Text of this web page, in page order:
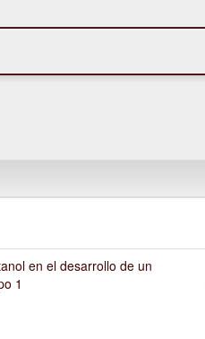
en el desarrollo de un
1